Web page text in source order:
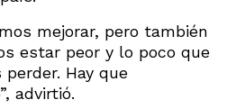
mejorar, pero también
estar peor y lo poco que
Hay que
advirtió.